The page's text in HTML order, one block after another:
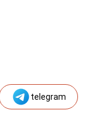
telegram